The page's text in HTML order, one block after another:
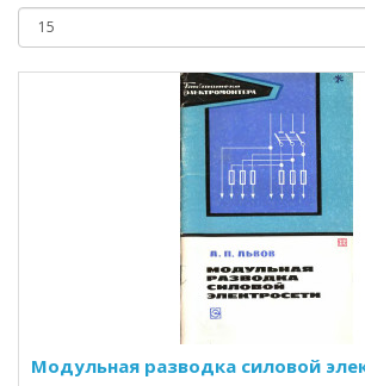
Модульная разводка силовой